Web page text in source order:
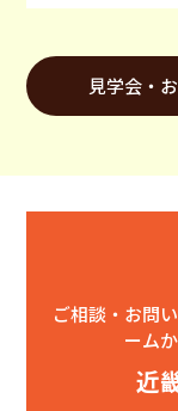
見学会・
ご相談・お問
ーム
近